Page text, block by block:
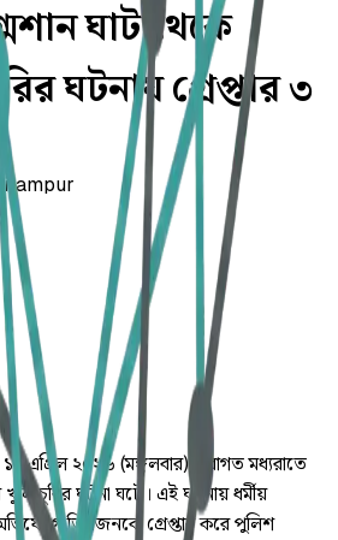
ঘাট থেকে
ঘটনায় গ্রেপ্তার ৩
এপ্রিল ২০২৬ (মঙ্গলবার) দিবাগত মধ্যরাতে
চুরির ঘটনা ঘটে। এই ঘটনায় ধর্মীয়
তিনজনকে গ্রেপ্তার করে পুলিশ